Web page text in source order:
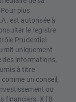
plus
est autorisée à
le registre
Prudentiel
uniquement
des informations,
à titre
un conseil,
ou
financiers. XTB